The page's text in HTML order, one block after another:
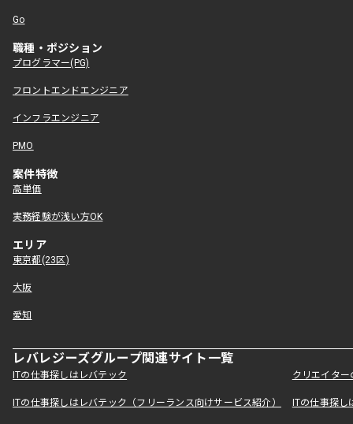
Go
職種・ポジション
プログラマー(PG)
フロントエンドエンジニア
インフラエンジニア
PMO
案件特徴
高単価
実務経験が浅い方OK
エリア
東京都(23区)
大阪
愛知
レバレジーズグループ関連サイト一覧
ITの仕事探しはレバテック クリエイタ
ITの仕事探しはレバテック（フリーランス向けサービス紹介） ITの仕事探